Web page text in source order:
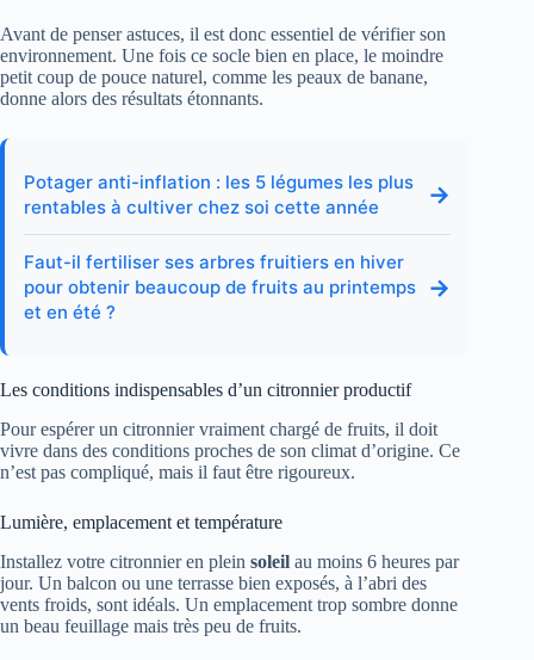
Avant de penser astuces, il est donc essentiel de vérifier son
environnement. Une fois ce socle bien en place, le moindre
petit coup de pouce naturel, comme les peaux de banane,
donne alors des résultats étonnants.
Potager anti-inflation : les 5 légumes les plus
rentables à cultiver chez soi cette année
→
Faut-il fertiliser ses arbres fruitiers en hiver
pour obtenir beaucoup de fruits au printemps
et en été ?
→
Les conditions indispensables d’un citronnier productif
Pour espérer un citronnier vraiment chargé de fruits, il doit
vivre dans des conditions proches de son climat d’origine. Ce
n’est pas compliqué, mais il faut être rigoureux.
Lumière, emplacement et température
Installez votre citronnier en plein soleil au moins 6 heures par
jour. Un balcon ou une terrasse bien exposés, à l’abri des
vents froids, sont idéals. Un emplacement trop sombre donne
un beau feuillage mais très peu de fruits.